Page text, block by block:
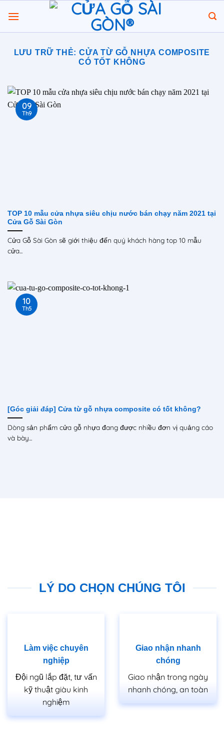
đến
nội
LƯU TRỮ THẺ:CỬA TỪ GỖ NHỰA COMPOSITE
CÓ TỐT KHÔNG
TOP 10 mẫu cửa nhựa siêu chịu nước bán chạy năm 2021 tại
Cửa Gỗ Sài Gòn
Cửa Gỗ Sài Gòn sẽ giới thiệu đến quý khách hàng top 10 mẫu
cửa...
09
Th9
[Góc giải đáp] Cửa từ gỗ nhựa composite có tốt không?
Dòng sản phẩm cửa gỗ nhựa đang được nhiều đơn vị quảng cáo
và bày...
10
Th5
LÝ DO CHỌN CHÚNG TÔI
Làm việc chuyên
nghiệp
Đội ngũ lắp đặt, tư vấn
kỹ thuật giàu kinh
nghiệm
Giao nhận nhanh
chóng
Giao nhận trong ngày
nhanh chóng, an toàn